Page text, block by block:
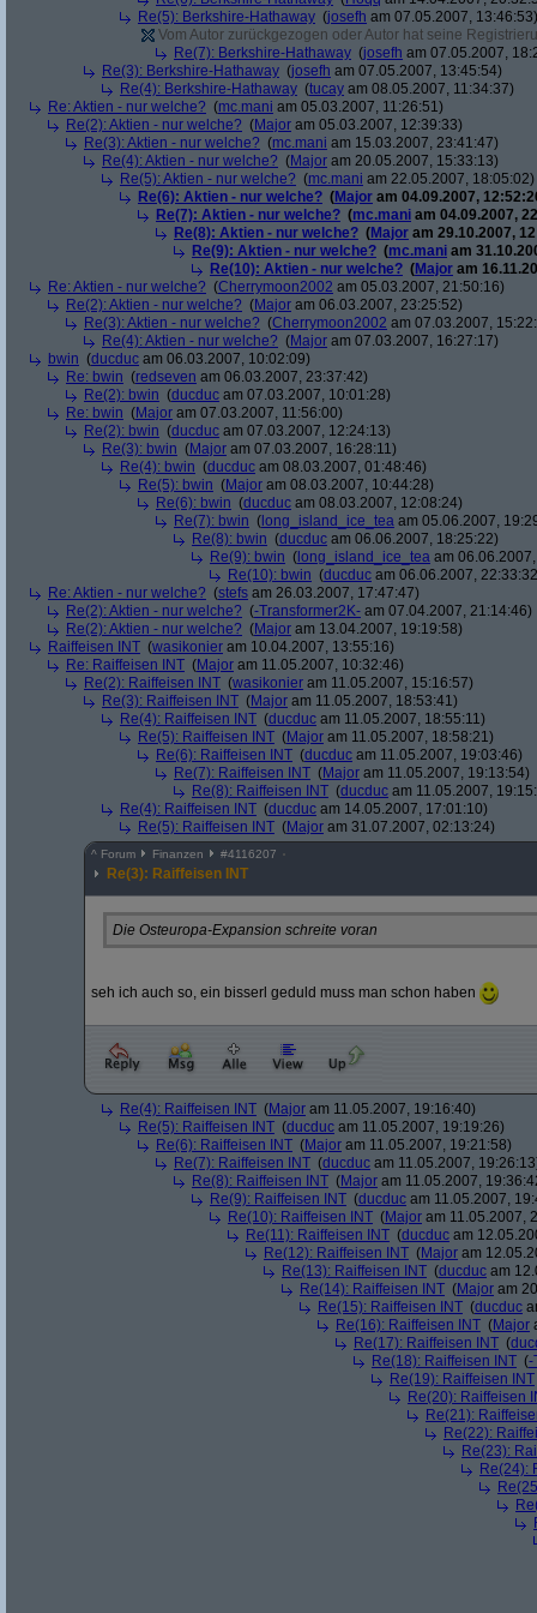
Re(5): Berkshire-Hathaway (josefh am 07.05.2007, 13:46:53)
Vom Autor zurückgezogen oder Autor hat seine
Re(7): Berkshire-Hathaway (josefh am 07.05.2007,
Re(3): Berkshire-Hathaway (josefh am 07.05.2007, 13:45:54)
Re(4): Berkshire-Hathaway (tucay am 08.05.2007, 11:34:37)
Re: Aktien - nur welche? (mc.mani am 05.03.2007, 11:26:51)
Re(2): Aktien - nur welche? (Major am 05.03.2007, 12:39:33)
Re(3): Aktien - nur welche? (mc.mani am 15.03.2007, 23:41:47)
Re(4): Aktien - nur welche? (Major am 20.05.2007, 15:33:13)
Re(5): Aktien - nur welche? (mc.mani am 22.05.2007, 18:05:02)
Re(6): Aktien - nur welche? (Major am 04.09.2007,
Re(7): Aktien - nur welche? (mc.mani am 04.09.2007,
Re(8): Aktien - nur welche? (Major am 29.10.2007,
Re(9): Aktien - nur welche? (mc.mani am
Re(10): Aktien - nur welche? (Major am
Re: Aktien - nur welche? (Cherrymoon2002 am 05.03.2007, 21:50:16)
Re(2): Aktien - nur welche? (Major am 06.03.2007, 23:25:52)
Re(3): Aktien - nur welche? (Cherrymoon2002 am 07.03.2007,
Re(4): Aktien - nur welche? (Major am 07.03.2007, 16:27:17)
bwin (ducduc am 06.03.2007, 10:02:09)
Re: bwin (redseven am 06.03.2007, 23:37:42)
Re(2): bwin (ducduc am 07.03.2007, 10:01:28)
Re: bwin (Major am 07.03.2007, 11:56:00)
Re(2): bwin (ducduc am 07.03.2007, 12:24:13)
Re(3): bwin (Major am 07.03.2007, 16:28:11)
Re(4): bwin (ducduc am 08.03.2007, 01:48:46)
Re(5): bwin (Major am 08.03.2007, 10:44:28)
Re(6): bwin (ducduc am 08.03.2007, 12:08:24)
Re(7): bwin ( long_island_ice_tea am 05.06.2007,
Re(8): bwin (ducduc am 06.06.2007, 18:25:22)
Re(9): bwin ( long_island_ice_tea am
Re(10): bwin (ducduc am 06.06.2007,
Re: Aktien - nur welche? (stefs am 26.03.2007, 17:47:47)
Re(2): Aktien - nur welche? (-Transformer2K- am 07.04.2007, 21:14:46)
Re(2): Aktien - nur welche? (Major am 13.04.2007, 19:19:58)
Raiffeisen INT (wasikonier am 10.04.2007, 13:55:16)
Re: Raiffeisen INT (Major am 11.05.2007, 10:32:46)
Re(2): Raiffeisen INT (wasikonier am 11.05.2007, 15:16:57)
Re(3): Raiffeisen INT (Major am 11.05.2007, 18:53:41)
Re(4): Raiffeisen INT (ducduc am 11.05.2007, 18:55:11)
Re(5): Raiffeisen INT (Major am 11.05.2007, 18:58:21)
Re(6): Raiffeisen INT (ducduc am 11.05.2007, 19:03:46)
Re(7): Raiffeisen INT (Major am 11.05.2007, 19:13:54)
Re(8): Raiffeisen INT (ducduc am 11.05.2007,
Re(4): Raiffeisen INT (ducduc am 14.05.2007, 17:01:10)
Re(5): Raiffeisen INT (Major am 31.07.2007, 02:13:24)
^ Forum Finanzen #4116207
Re(3): Raiffeisen INT
Die Osteuropa-Expansion schreite voran
seh ich auch so, ein bisserl geduld muss man schon haben
Re(4): Raiffeisen INT (Major am 11.05.2007, 19:16:40)
Re(5): Raiffeisen INT (ducduc am 11.05.2007, 19:19:26)
Re(6): Raiffeisen INT (Major am 11.05.2007, 19:21:58)
Re(7): Raiffeisen INT (ducduc am 11.05.2007,
Re(8): Raiffeisen INT (Major am 11.05.2007,
Re(9): Raiffeisen INT (ducduc am 11.05.2007,
Re(10): Raiffeisen INT (Major am 11.05.2007,
Re(11): Raiffeisen INT (ducduc am
Re(12): Raiffeisen INT (Major am
Re(13): Raiffeisen INT (ducduc am
Re(14): Raiffeisen INT (Major am
Re(15): Raiffeisen INT (ducduc
Re(16): Raiffeisen INT (Major
Re(17): Raiffeisen INT (
Re(18): Raiffeisen INT (-
Re(19): Raiffeisen INT
Re(20): Raiffeisen
Re(21):
Re(22):
Re(23):
Re(24):